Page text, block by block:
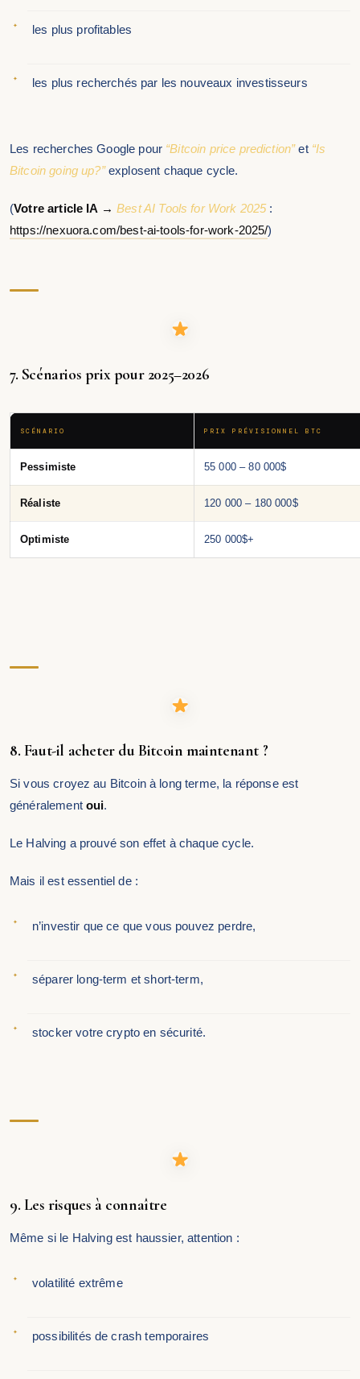
les plus profitables
les plus recherchés par les nouveaux investisseurs
Les recherches Google pour “Bitcoin price prediction”et “Is
Bitcoin going up?”explosent chaque cycle.
(Votre article IA → Best AI Tools for Work 2025:
https://nexuora.com/best-ai-tools-for-work-2025/)
7. Scénarios prix pour 2025–2026
SCÉNARIO PRIX PRÉVISIONNEL BTC
Pessimiste 55 000 – 80 000$
Réaliste 120 000 – 180 000$
Optimiste 250 000$+
8. Faut-il acheter du Bitcoin maintenant ?
Si vous croyez au Bitcoin à long terme, la réponse est
généralementoui.
Le Halving a prouvé son effet à chaque cycle.
Mais il est essentiel de :
n’investir que ce que vous pouvez perdre,
séparer long-term et short-term,
stocker votre crypto en sécurité.
9. Les risques à connaître
Même si le Halving est haussier, attention :
volatilité extrême
possibilités de crash temporaires